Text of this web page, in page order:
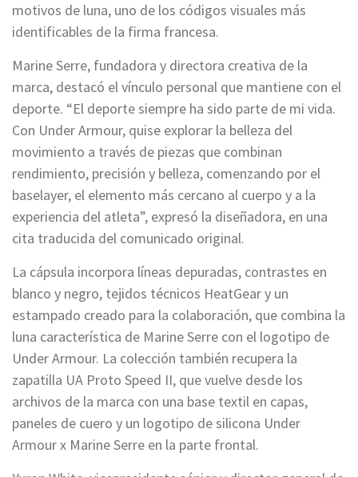
motivos de luna, uno de los códigos visuales más
identificables de la firma francesa.
Marine Serre, fundadora y directora creativa de la
marca, destacó el vínculo personal que mantiene con el
deporte. “El deporte siempre ha sido parte de mi vida.
Con Under Armour, quise explorar la belleza del
movimiento a través de piezas que combinan
rendimiento, precisión y belleza, comenzando por el
baselayer, el elemento más cercano al cuerpo y a la
experiencia del atleta”, expresó la diseñadora, en una
cita traducida del comunicado original.
La cápsula incorpora líneas depuradas, contrastes en
blanco y negro, tejidos técnicos HeatGear y un
estampado creado para la colaboración, que combina la
luna característica de Marine Serre con el logotipo de
Under Armour. La colección también recupera la
zapatilla UA Proto Speed II, que vuelve desde los
archivos de la marca con una base textil en capas,
paneles de cuero y un logotipo de silicona Under
Armour x Marine Serre en la parte frontal.